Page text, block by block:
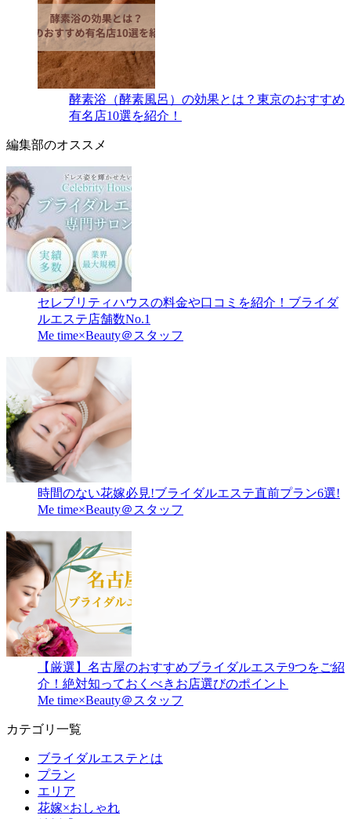
酵素浴（酵素風呂）の効果とは？東京のおすすめ
有名店10選を紹介！
編集部のオススメ
セレブリティハウスの料金や口コミを紹介！ブライダ
ルエステ店舗数No.1
Me time×Beauty＠スタッフ
時間のない花嫁必見!ブライダルエステ直前プラン6選!
Me time×Beauty＠スタッフ
【厳選】名古屋のおすすめブライダルエステ9つをご紹
介！絶対知っておくべきお店選びのポイント
Me time×Beauty＠スタッフ
カテゴリ一覧
ブライダルエステとは
プラン
エリア
花嫁×おしゃれ